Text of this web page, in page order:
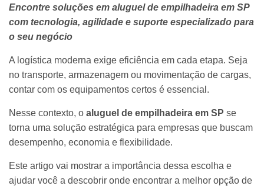
Encontre soluções em aluguel de empilhadeira em SP
com tecnologia, agilidade e suporte especializado para
o seu negócio
A logística moderna exige eficiência em cada etapa. Seja
no transporte, armazenagem ou movimentação de cargas,
contar com os equipamentos certos é essencial.
Nesse contexto, o aluguel de empilhadeira em SP se
torna uma solução estratégica para empresas que buscam
desempenho, economia e flexibilidade.
Este artigo vai mostrar a importância dessa escolha e
ajudar você a descobrir onde encontrar a melhor opção de